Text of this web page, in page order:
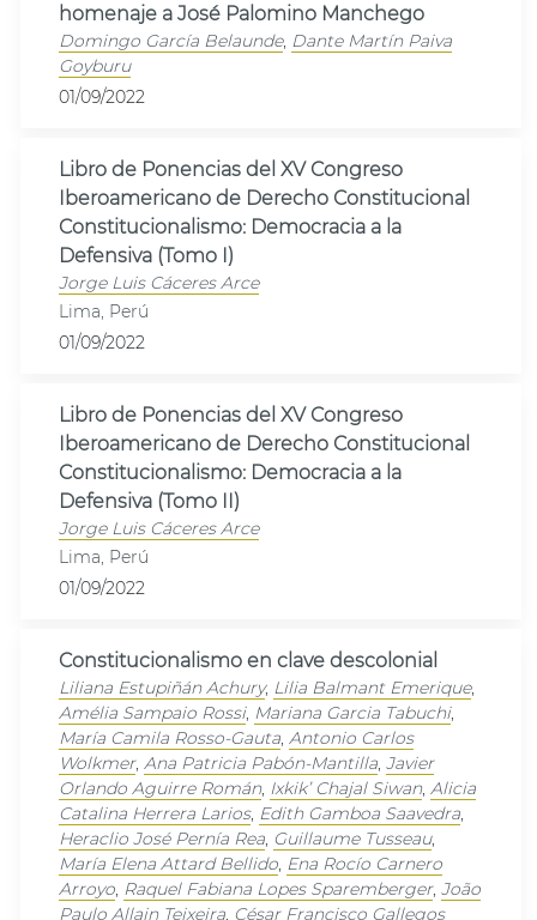
homenaje a José Palomino Manchego
Domingo García Belaunde, Dante Martín Paiva
Goyburu
01/09/2022
Libro de Ponencias del XV Congreso
Iberoamericano de Derecho Constitucional
Constitucionalismo: Democracia a la
Defensiva (Tomo I)
Jorge Luis Cáceres Arce
Lima, Perú
01/09/2022
Libro de Ponencias del XV Congreso
Iberoamericano de Derecho Constitucional
Constitucionalismo: Democracia a la
Defensiva (Tomo II)
Jorge Luis Cáceres Arce
Lima, Perú
01/09/2022
Constitucionalismo en clave descolonial
Liliana Estupiñán Achury, Lilia Balmant Emerique,
Amélia Sampaio Rossi, Mariana Garcia Tabuchi,
María Camila Rosso-Gauta, Antonio Carlos
Wolkmer, Ana Patricia Pabón-Mantilla, Javier
Orlando Aguirre Román, Ixkik’ Chajal Siwan, Alicia
Catalina Herrera Larios, Edith Gamboa Saavedra,
Heraclio José Pernía Rea, Guillaume Tusseau,
María Elena Attard Bellido, Ena Rocío Carnero
Arroyo, Raquel Fabiana Lopes Sparemberger, João
Paulo Allain Teixeira, César Francisco Gallegos